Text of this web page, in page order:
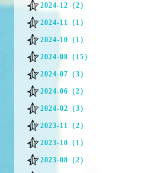
2024-12（2）
2024-11（1）
2024-10（1）
2024-08（15）
2024-07（3）
2024-06（2）
2024-02（3）
2023-11（2）
2023-10（1）
2023-08（2）